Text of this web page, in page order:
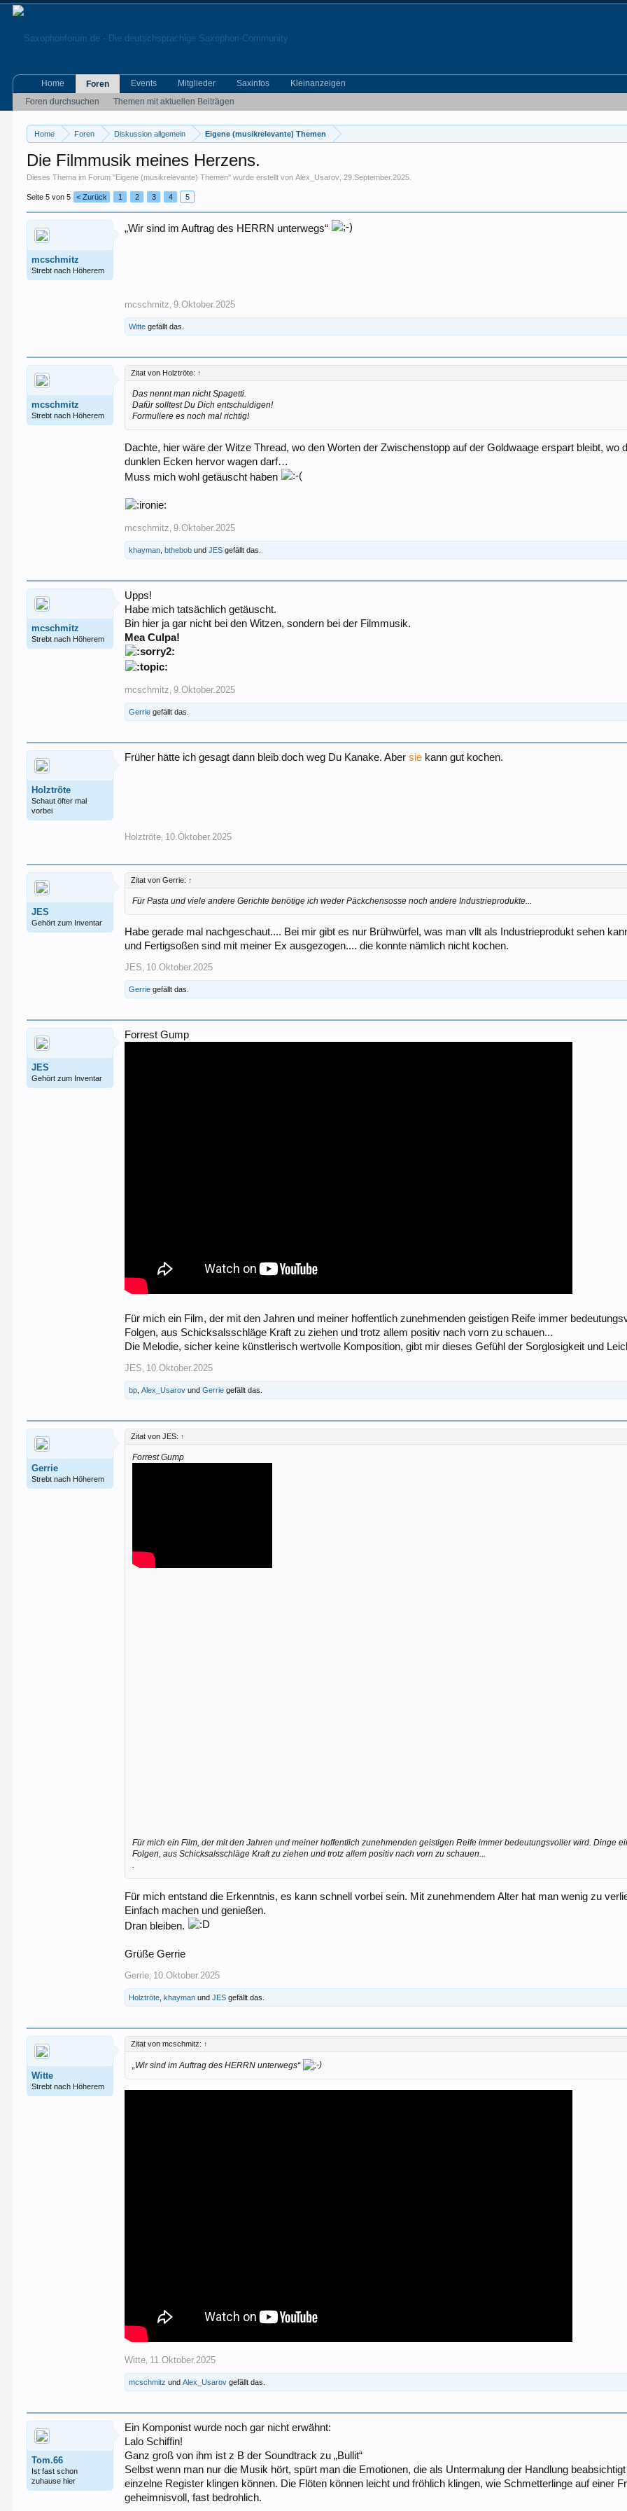
Home Foren Diskussion allgemein Eigene (musikrelevante) Themen
Die Filmmusik meines Herzens.
Dieses Thema im Forum "Eigene (musikrelevante) Themen" wurde erstellt vonAlex_Usarov ,29.September.2025
Seite 5 von 5 < Zurück 1 2 3 4 5
mcschmitz
Strebt nach Höherem
„Wir sind im Auftrag des HERRN unterwegs“
mcschmitz 9.Oktober.2025
Witte gefällt das.
mcschmitz
Strebt nach Höherem
Zitat von Holztröte: ↑
Das nennt man nicht Spagetti.
Dafür solltest Du Dich entschuldigen!
Formuliere es noch mal richtig!
Dachte, hier wäre der Witze Thread, wo den Worten der Zwischenstopp auf der Goldwaage erspart bleibt,
dunklen Ecken hervor wagen darf…
Muss mich wohl getäuscht haben
mcschmitz 9.Oktober.2025
khayman ,bthebob undJES gefällt das.
mcschmitz
Strebt nach Höherem
Upps!
Habe mich tatsächlich getäuscht.
Bin hier ja gar nicht bei den Witzen, sondern bei der Filmmusik.
Mea Culpa!
mcschmitz 9.Oktober.2025
Gerrie gefällt das.
Holztröte
Schaut öfter mal
vorbei
Früher hätte ich gesagt dann bleib doch weg Du Kanake. Abersie kann gut kochen.
Holztröte 10.Oktober.2025
JES
Gehört zum Inventar
Zitat von Gerrie: ↑
Für Pasta und viele andere Gerichte benötige ich weder Päckchensosse noch andere Industrieprodukte...
Habe gerade mal nachgeschaut.... Bei mir gibt es nur Brühwürfel, was man vllt als Industrieprodukt sehen
und Fertigsoßen sind mit meiner Ex ausgezogen.... die konnte nämlich nicht kochen.
JES 10.Oktober.2025
Gerrie gefällt das.
JES
Gehört zum Inventar
Forrest Gump
Für mich ein Film, der mit den Jahren und meiner hoffentlich zunehmenden geistigen Reife immer
Folgen, aus Schicksalsschläge Kraft zu ziehen und trotz allem positiv nach vorn zu schauen...
Die Melodie, sicher keine künstlerisch wertvolle Komposition, gibt mir dieses Gefühl der Sorglosigkeit und
JES 10.Oktober.2025
bp ,Alex_Usarov undGerrie gefällt das.
Gerrie
Strebt nach Höherem
Zitat von JES: ↑
Forrest Gump
Für mich ein Film, der mit den Jahren und meiner hoffentlich zunehmenden geistigen Reife immer bedeutungsvoller wird. Dinge
Folgen, aus Schicksalsschläge Kraft zu ziehen und trotz allem positiv nach vorn zu schauen...
.
Für mich entstand die Erkenntnis, es kann schnell vorbei sein. Mit zunehmendem Alter hat man wenig zu
Einfach machen und genießen.
Dran bleiben.
Grüße Gerrie
Gerrie 10.Oktober.2025
Holztröte ,khayman undJES gefällt das.
Witte
Strebt nach Höherem
Zitat von mcschmitz: ↑
„Wir sind im Auftrag des HERRN unterwegs“
Witte 11.Oktober.2025
mcschmitz undAlex_Usarov gefällt das.
Tom.66
Ist fast schon
zuhause hier
Ein Komponist wurde noch gar nicht erwähnt:
Lalo Schiffin!
Ganz groß von ihm ist z B der Soundtrack zu „Bullit“
Selbst wenn man nur die Musik hört, spürt man die Emotionen, die als Untermalung der Handlung
einzelne Register klingen können. Die Flöten können leicht und fröhlich klingen, wie Schmetterlinge auf einer
geheimnisvoll, fast bedrohlich.
Home
Foren
Foren durchsuchen
Themen mit aktuellen Beiträgen
Events Mitglieder Saxinfos Kleinanzeigen